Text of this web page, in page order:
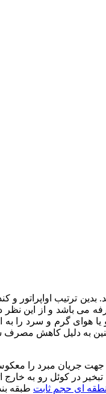
ترتیب اواپراتور و
می باشد و از این
هوای گرم و سرد را
همچنین به دلیل کاهش
جهت جریان مبرد را
در کوئل رو به خارج
ای حجم ثابت طبقه